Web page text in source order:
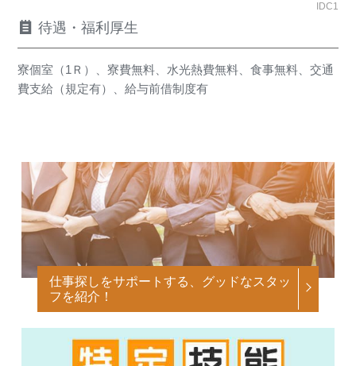
IDC1
待遇・福利厚生
寮個室（1Ｒ）、寮費無料、水光熱費無料、食事無料、交通
費支給（規定有）、給与前借制度有
仕事探しをサポートする、グッドなスタッ
フを紹介！